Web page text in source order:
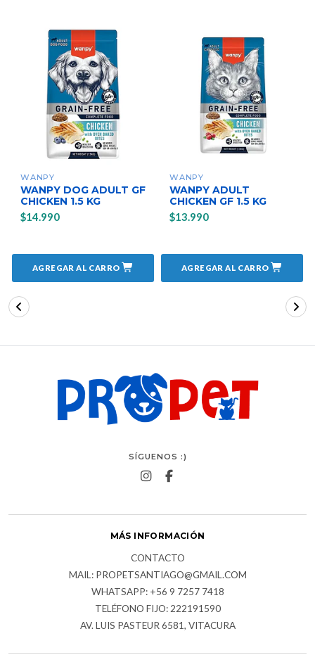
WANPY
WANPY DOG ADULT GF
CHICKEN 1.5 KG
$14.990
AGREGAR AL CARRO
WANPY
WANPY ADULT
CHICKEN GF 1.5 KG
$13.990
AGREGAR AL CARRO
SÍGUENOS :)
MÁS INFORMACIÓN
CONTACTO
MAIL: PROPETSANTIAGO@GMAIL.COM
WHATSAPP: +56 9 7257 7418
TELÉFONO FIJO: 222191590
AV. LUIS PASTEUR 6581, VITACURA